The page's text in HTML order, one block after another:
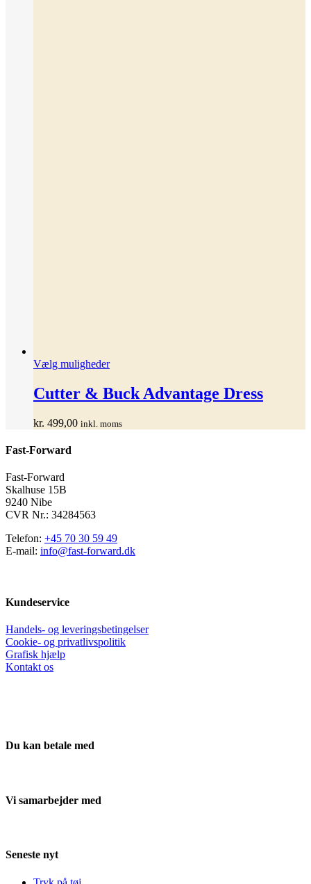
Vælg mulighederDette
har
flere
Mulighederne
Cutter & Buck Advantage Dress
kr. 499,00 inkl. moms
Fast-Forward
Fast-Forward
Skalhuse 15B
9240 Nibe
CVR Nr.: 34284563
Telefon: +45 70 30 59 49
E-mail: info@fast-forward.dk
Kundeservice
Handels- og leveringsbetingelser
Cookie- og privatlivspolitik
Grafisk hjælp
Kontakt os
Du kan betale med
Vi samarbejder med
Seneste nyt